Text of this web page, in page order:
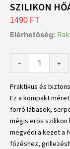
SZILIKON
1490 FT
Elérhetőség:
-
Szilikon
edényfogó
mennyiség
+
Praktikus és
Ez a kompakt
forró lábasok,
mégis erős szilikon
megvédi a kezet a
főzéshez,